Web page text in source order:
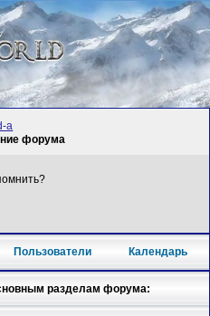
а
форума
Пользователи Календарь
разделам форума: